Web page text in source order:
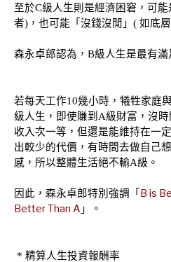
至於C級人生則是經濟困窘，可
者)，也可能「沒錢沒閒」( 如底
森永卓郎認為， B級人生是最有滿
若每天工作10幾小時，犧牲家庭
級人生，即使賺到A級財富，沒
收入次一等，但還是能維持在一
出較少的代價，有時間去做自己
感，所以整體生活絕不輸A級。
因此，森永卓郎特別強調「 B is
Better Than A 」。
* 精算人生投資報酬率